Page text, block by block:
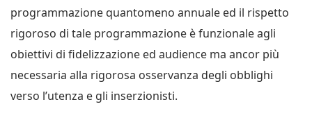
programmazione quantomeno annuale ed il rispetto
rigoroso di tale programmazione è funzionale agli
obiettivi di fidelizzazione ed audience ma ancor più
necessaria alla rigorosa osservanza degli obblighi
verso l’utenza e gli inserzionisti.